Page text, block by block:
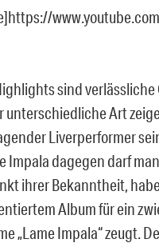
sind verlässliche
unterschiedliche Art
Liverperformer
Impala dagegen darf
ihrer Bekanntheit,
Album für ein
„Lame Impala“ zeugt.